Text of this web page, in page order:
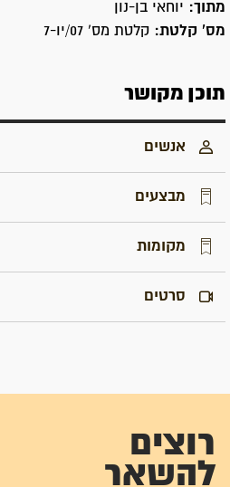
מתוך: יוחאי בן-נון
מס' קלטת: קלטת מס' 07/יו-7
תוכן מקושר
אנשים
מבצעים
מקומות
סרטים
רוצים
להשאר